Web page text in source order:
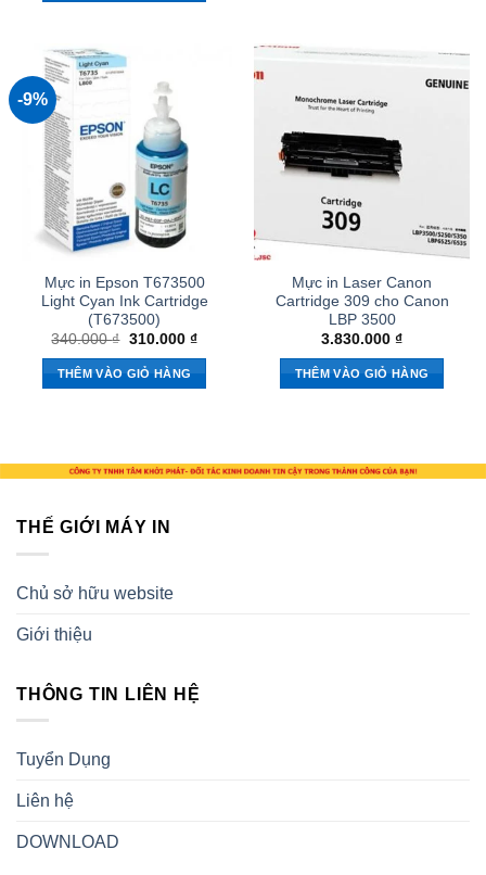
-9%
Mực in Epson T673500
Light Cyan Ink Cartridge
(T673500)
340.000₫ Giá
là:
340.000 ₫.
310.000 ₫Giá
THÊM VÀO GIỎ HÀNG
Mực in Laser Canon
Cartridge 309 cho Canon
LBP 3500
3.830.000 ₫
THÊM VÀO GIỎ HÀNG
THẾ GIỚI MÁY IN
Chủ sở hữu website
Giới thiệu
THÔNG TIN LIÊN HỆ
Tuyển Dụng
Liên hệ
DOWNLOAD